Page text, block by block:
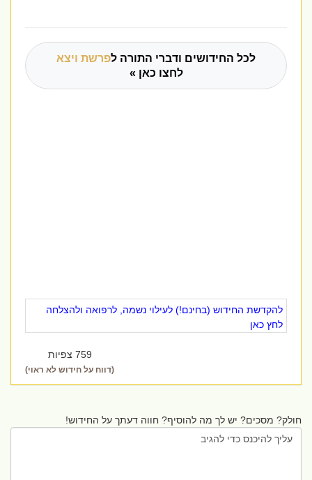
לכל החידושים ודברי התורה לפרשת ויצא
לחצו כאן »
להקדשת החידוש (בחינם!) לעילוי נשמה, לרפואה ולהצלחה
לחץ כאן
759 צפיות
(דווח על חידוש לא ראוי)
חולק? מסכים? יש לך מה להוסיף? חווה דעתך על החידוש!